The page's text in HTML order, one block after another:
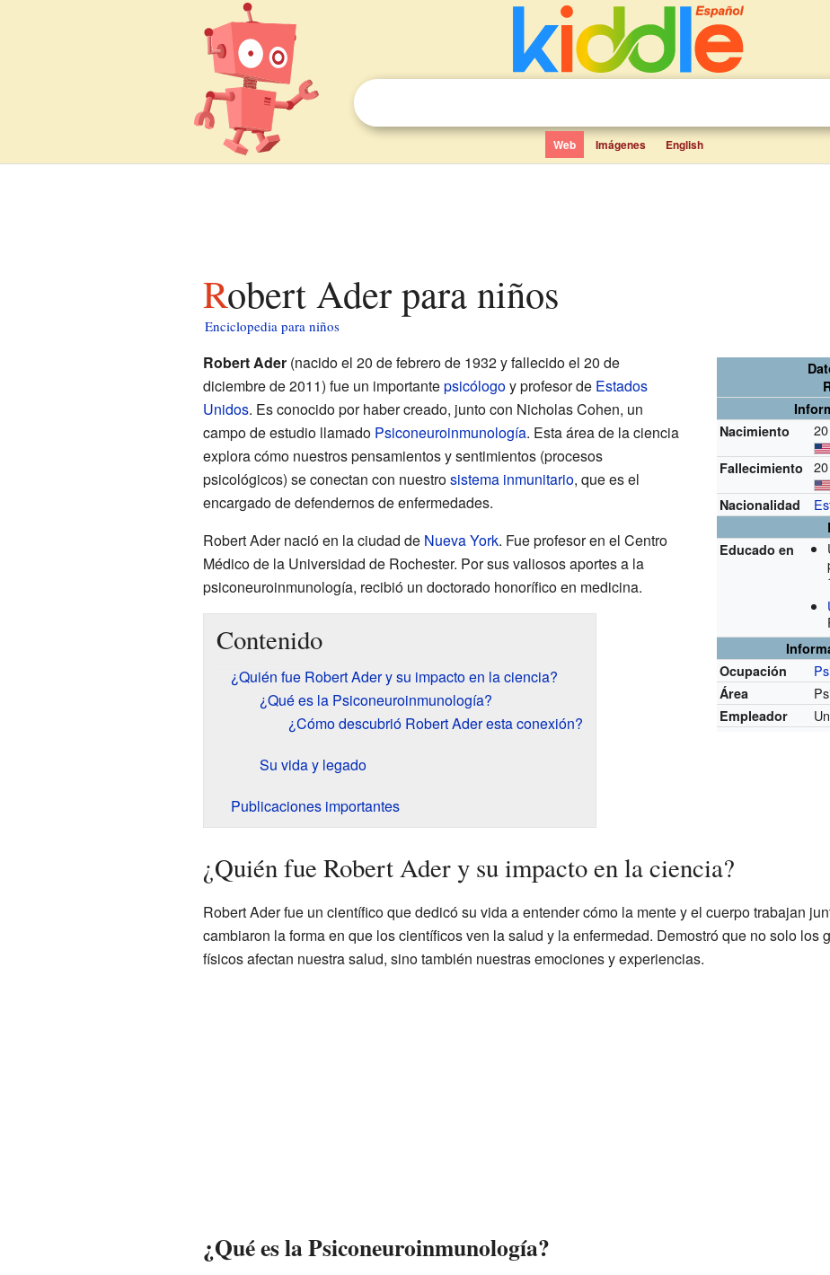
Web Imágenes English
Robert Ader para niños
Enciclopedia para niños
Nacimiento
Fallecimiento
Nacionalidad
Educado en
Ocupación
Área
Empleador
Robert Ader(nacido el 20 de febrero de 1932 y fallecido el 20 de
diciembre de 2011) fue un importantepsicólogoy profesor de Estados
Unidos. Es conocido por haber creado, junto con Nicholas Cohen, un
campo de estudio llamado Psiconeuroinmunología. Esta área de la ciencia
explora cómo nuestros pensamientos y sentimientos (procesos
psicológicos) se conectan con nuestrosistema inmunitario, que es el
encargado de defendernos de enfermedades.
Robert Ader nació en la ciudad de Nueva York. Fue profesor en el Centro
Médico de la Universidad de Rochester. Por sus valiosos aportes a la
psiconeuroinmunología, recibió un doctorado honorífico en medicina.
Contenido
¿Quién fue Robert Ader y su impacto en la ciencia?
¿Qué es la Psiconeuroinmunología?
¿Cómo descubrió Robert Ader esta conexión?
Su vida y legado
Publicaciones importantes
¿Quién fue Robert Ader y su impacto en la ciencia?
Robert Ader fue un científico que dedicó su vida a entender cómo la mente y el cuerpo trabajan
cambiaron la forma en que los científicos ven la salud y la enfermedad. Demostró que no solo los
físicos afectan nuestra salud, sino también nuestras emociones y experiencias.
¿Qué es la Psiconeuroinmunología?